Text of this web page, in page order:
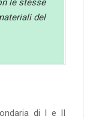
le stesse
del
di I e II